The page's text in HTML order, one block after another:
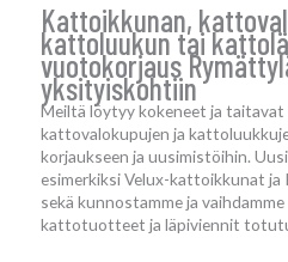
Kattoikkunan,
kattoluukun tai
vuotokorjaus
yksityiskohtiin
Meiltä löytyy kokeneet ja
kattovalokupujen ja
korjaukseen ja uusimistöihin.
esimerkiksi Velux-kattoikkunat
sekä kunnostamme ja
kattotuotteet ja läpiviennit